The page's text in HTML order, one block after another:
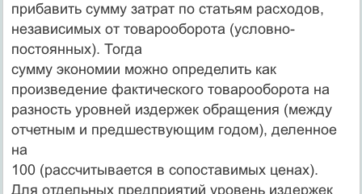
прибавить сумму затрат по статьям расходов,
независимых от товарооборота (условно-
постоянных). Тогда
сумму экономии можно определить как
произведение фактического товарооборота на
разность уровней издержек обращения (между
отчетным и предшествующим годом), деленное
на
100 (рассчитывается в сопоставимых ценах).
Для отдельных предприятий уровень издержек